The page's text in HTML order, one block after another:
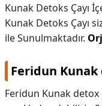
Kunak Detoks Çayı
Kunak Detoks Çayı
ile Sunulmaktadır.
Feridun Kunak
Feridun Kunak detox